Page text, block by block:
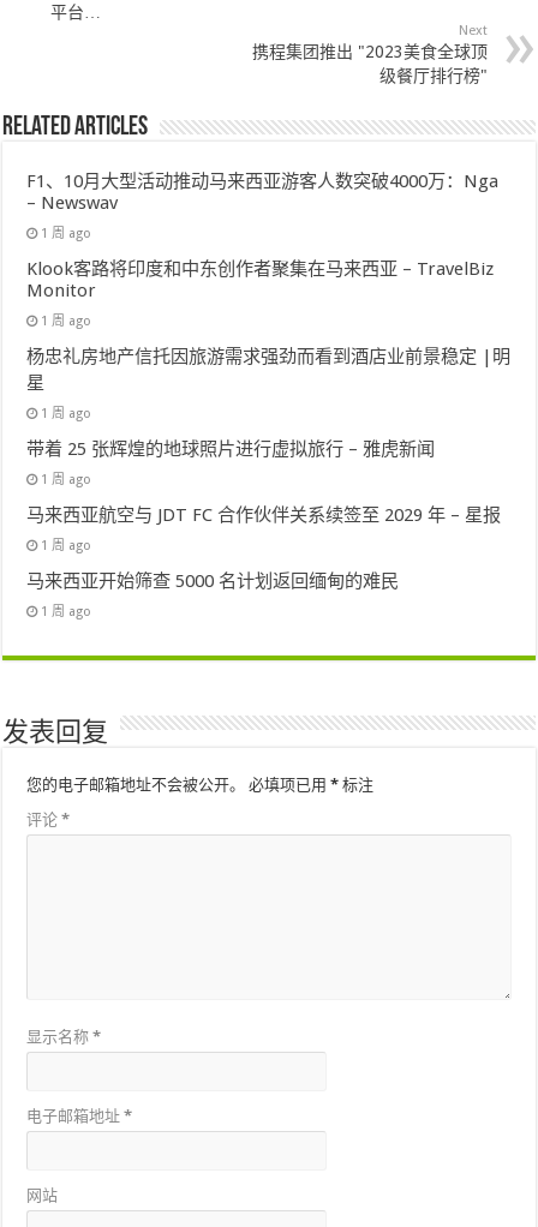
平台…
Next
携程集团推出 "2023美食全球顶
级餐厅排行榜"
Related Articles
F1、10月大型活动推动马来西亚游客人数突破4000万：Nga
– Newswav
1 周 ago
Klook客路将印度和中东创作者聚集在马来西亚 – TravelBiz
Monitor
1 周 ago
杨忠礼房地产信托因旅游需求强劲而看到酒店业前景稳定 |明
星
1 周 ago
带着 25 张辉煌的地球照片进行虚拟旅行 – 雅虎新闻
1 周 ago
马来西亚航空与 JDT FC 合作伙伴关系续签至 2029 年 – 星报
1 周 ago
马来西亚开始筛查 5000 名计划返回缅甸的难民
1 周 ago
发表回复
您的电子邮箱地址不会被公开。 必填项已用* 标注
评论*
显示名称*
电子邮箱地址*
网站